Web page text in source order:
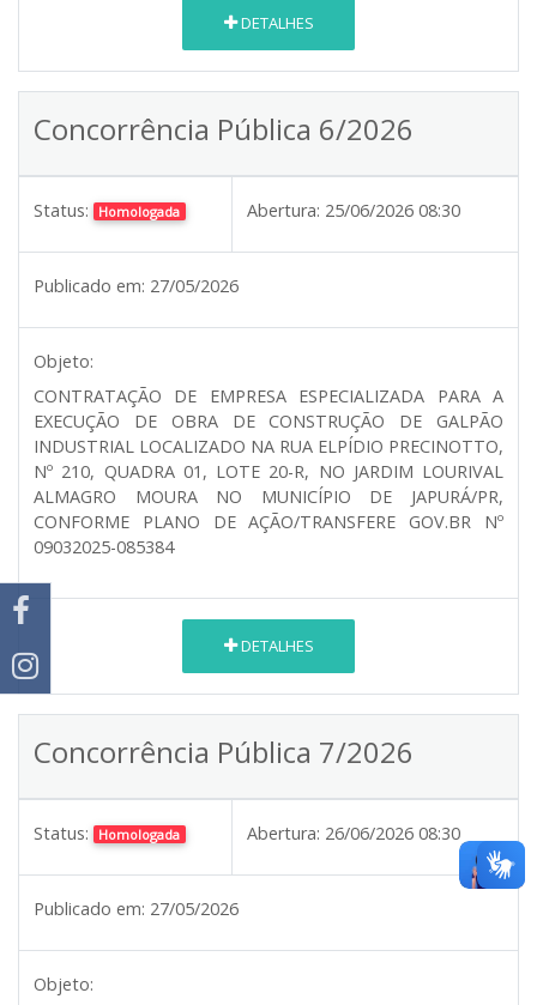
DETALHES
Concorrência Pública 6/2026
Status: Homologada Abertura: 25/06/2026 08:30
Publicado em: 27/05/2026
Objeto:
CONTRATAÇÃO DE EMPRESA ESPECIALIZADA PARA A
EXECUÇÃO DE OBRA DE CONSTRUÇÃO DE GALPÃO
INDUSTRIAL LOCALIZADO NA RUA ELPÍDIO PRECINOTTO,
Nº 210, QUADRA 01, LOTE 20-R, NO JARDIM LOURIVAL
ALMAGRO MOURA NO MUNICÍPIO DE JAPURÁ/PR,
CONFORME PLANO DE AÇÃO/TRANSFERE GOV.BR Nº
09032025-085384
DETALHES
Concorrência Pública 7/2026
Status: Homologada Abertura: 26/06/2026 08:30
Publicado em: 27/05/2026
Objeto: